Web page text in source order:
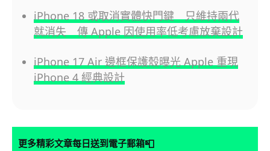
iPhone 18 或取消實體快門鍵 只維持兩代
就消失 傳 Apple 因使用率低考慮放棄設計
iPhone 17 Air 邊框保護殼曝光 Apple 重現
iPhone 4 經典設計
更多精彩文章每日送到電子郵箱📮